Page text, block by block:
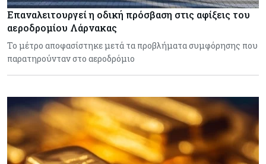
Επαναλειτουργεί η οδική πρόσβαση στις αφίξεις του
αεροδρομίου Λάρνακας
Το μέτρο αποφασίστηκε μετά τα προβλήματα συμφόρησης που
παρατηρούνταν στο αεροδρόμιο